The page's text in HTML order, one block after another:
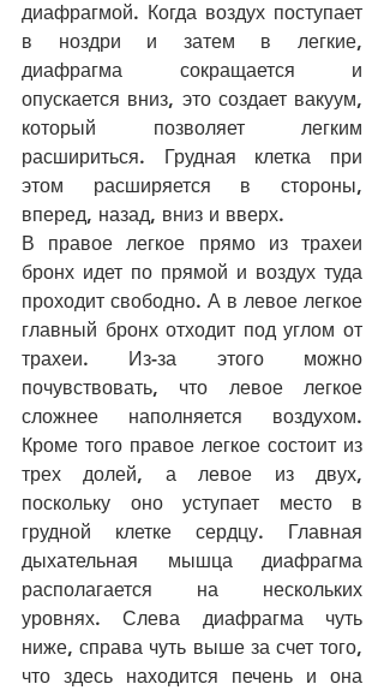
диафрагмой. Когда воздух поступает
в ноздри и затем в легкие,
диафрагма сокращается и
опускается вниз, это создает вакуум,
который позволяет легким
расшириться. Грудная клетка при
этом расширяется в стороны,
вперед, назад, вниз и вверх.
В правое легкое прямо из трахеи
бронх идет по прямой и воздух туда
проходит свободно. А в левое легкое
главный бронх отходит под углом от
трахеи. Из-за этого можно
почувствовать, что левое легкое
сложнее наполняется воздухом.
Кроме того правое легкое состоит из
трех долей, а левое из двух,
поскольку оно уступает место в
грудной клетке сердцу. Главная
дыхательная мышца диафрагма
располагается на нескольких
уровнях. Слева диафрагма чуть
ниже, справа чуть выше за счет того,
что здесь находится печень и она